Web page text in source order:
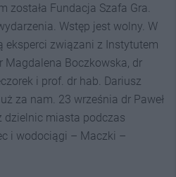
została Fundacja Szafa Gra.
Wstęp jest wolny. W
eksperci związani z Instytutem
Magdalena Boczkowska, dr
i prof. dr hab. Dariusz
za nam. 23 września dr Paweł
dzielnic miasta podczas
i wodociągi – Maczki –